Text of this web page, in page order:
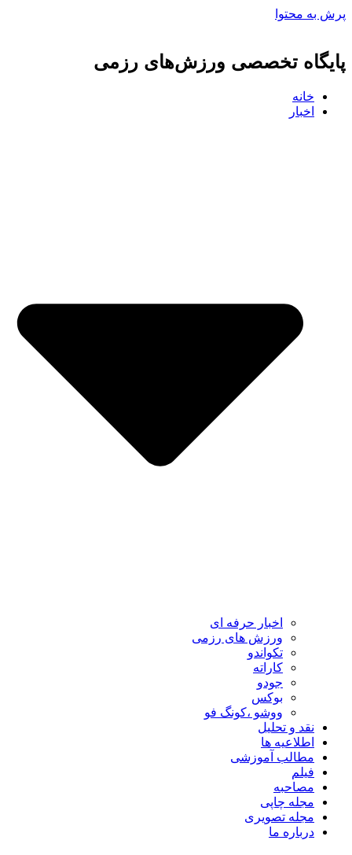
پرش به محتوا
پایگاه تخصصی ورزش‌های رزمی
خانه
اخبار
اخبار حرفه ای
ورزش های رزمی
تکواندو
کاراته
جودو
بوکس
ووشو ،کونگ فو
نقد و تحلیل
اطلاعیه ها
مطالب آموزشی
فیلم
مصاحبه
مجله چاپی
مجله تصویری
درباره ما